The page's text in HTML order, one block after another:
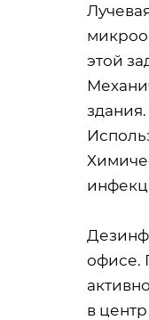
этой
офисе.
в